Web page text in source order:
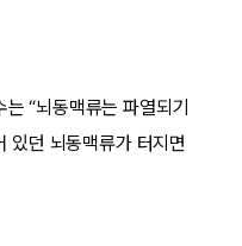
“뇌동맥류는 파열되기
있던 뇌동맥류가 터지면